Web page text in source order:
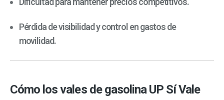
Pérdida de visibilidad y control en gastos de
movilidad.
Cómo los vales de gasolina UP Sí Vale